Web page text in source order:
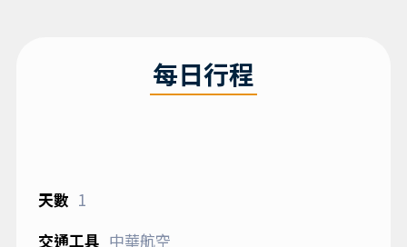
皇太后大學不到 15 分鐘車程。如果想要休閒地度假，可好
好利用室外游泳池、SPA 浴缸和桑拿。您也可以去Sang Ch